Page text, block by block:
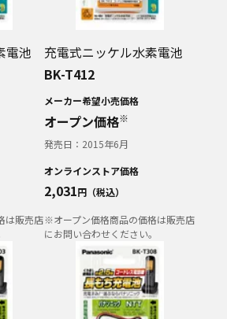
電池
は販売店
充電式ニッケル水素電池
BK-T412
メーカー希望小売価格
オープン価格※
発売日： 2015年6月
オンラインストア価格
2,031円（税込）
※オープン価格商品の価格は販売店
にお問い合わせください。